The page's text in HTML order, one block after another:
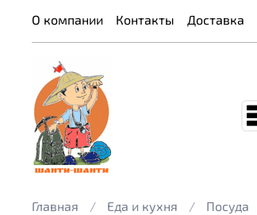
О компании Контакты Доставка
Главная Еда и кухня Посуда